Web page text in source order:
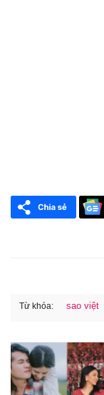
Từ khóa: sao việt